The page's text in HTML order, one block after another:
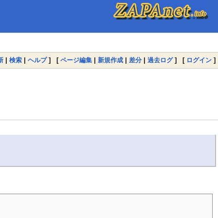
| 検索 | ヘルプ] [ ページ編集 | 新規作成 | 差分 | 過去ログ] [ ログイン ]